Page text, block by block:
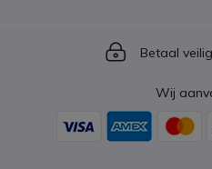
Icon
Betaal
Wij